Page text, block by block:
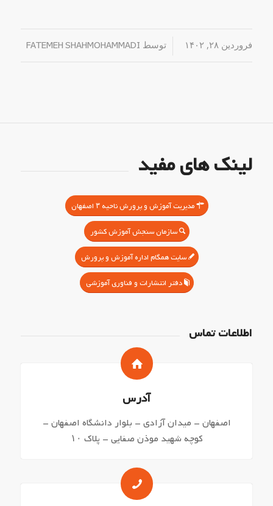
فروردین ۲۸, ۱۴۰۲ / توسط FATEMEH SHAHMOHAMMADI
لینک های مفید
مدیریت آموزش و پرورش ناحیه ۳ اصفهان
سازمان سنجش آموزش کشور
سایت همگام اداره آموزش و پرورش
دفتر انتشارات و فناوری آموزشی
اطلاعات تماس
آدرس
اصفهان – میدان آزادی – بلوار دانشگاه اصفهان –
کوچه شهید موذن صفایی – پلاک ۱۰